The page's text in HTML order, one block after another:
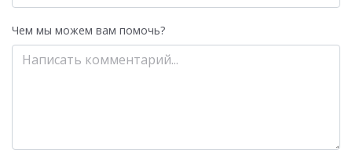
Чем мы можем вам помочь?